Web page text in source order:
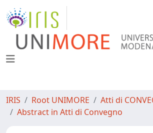
IRIS Root UNIMORE
Atti di
Abstract in Atti di Convegno